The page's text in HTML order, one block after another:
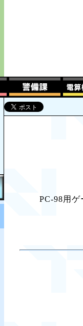
PC-98用